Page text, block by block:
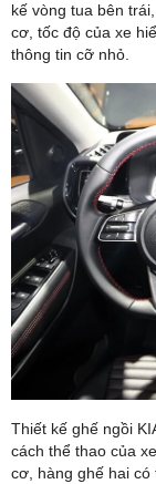
kế vòng tua bên
cơ, tốc độ của xe
thông tin cỡ nhỏ.
Thiết kế ghế ngồi
cách thể thao của
cơ, hàng ghế hai có